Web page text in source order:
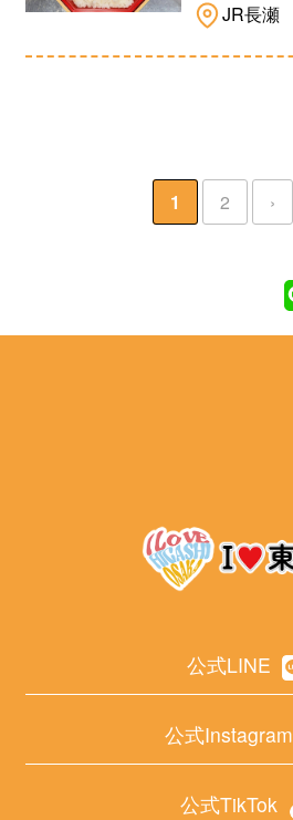
JR長瀬
1 2 ›
公式LINE
公式Instagram
公式TikTok